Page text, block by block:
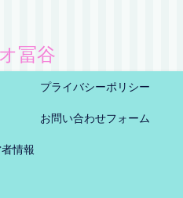
冨谷
プライバシーポリシー
お問い合わせフォーム
情報